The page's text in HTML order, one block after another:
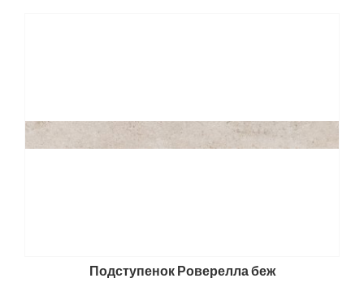
Подступенок Роверелла беж